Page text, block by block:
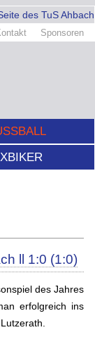
Sponsoren
ll 1:0 (1:0)
des Jahres
erfolgreich ins